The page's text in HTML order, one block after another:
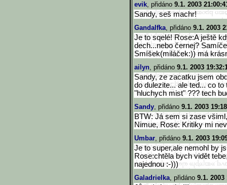
evik, přidáno 9.1. 2003
Sandy, seš machr!
Gandalfka, přidáno 9.1. 2003
Je to sqelé! Rose:A ještě
dech...nebo černej?
Smíšek(miláček:)) má
ailyn, přidáno 9.1. 2003
Sandy, ze zacatku jsem
do dulezite... ale ted... co
"hluchych mist" ??? tech
Sandy, přidáno 9.1. 2003
BTW: Já sem si zase
Nimue, Rose: Kritiky mi
Umbar, přidáno 9.1. 2003
Je to super,ale nemohl by
Rose:chtěla bych vidět
najednou :-)))
Galadrielka, přidáno 9.1. 2003